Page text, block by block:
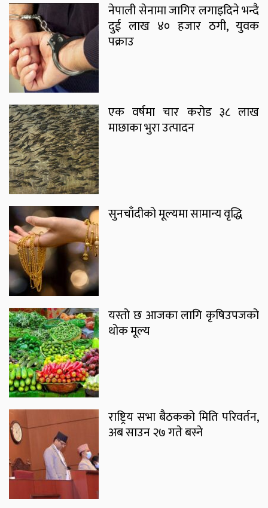
नेपाली सेनामा जागिर लगाइदिने भन्दै
दुई लाख ४० हजार ठगी, युवक
पक्राउ
एक वर्षमा चार करोड ३८ लाख
माछाका भुरा उत्पादन
सुनचाँदीको मूल्यमा सामान्य वृद्धि
यस्तो छ आजका लागि कृषिउपजको
थोक मूल्य
राष्ट्रिय सभा बैठकको मिति परिवर्तन,
अब साउन २७ गते बस्ने